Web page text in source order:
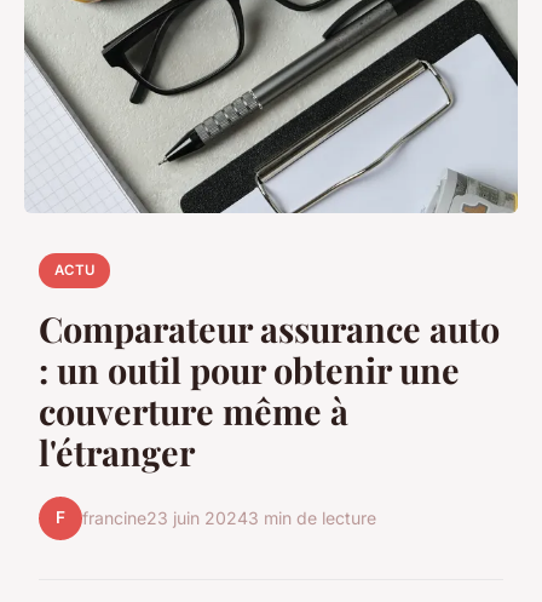
ACTU
Comparateur assurance auto
: un outil pour obtenir une
couverture même à
l'étranger
F francine23 juin 20243 min de lecture